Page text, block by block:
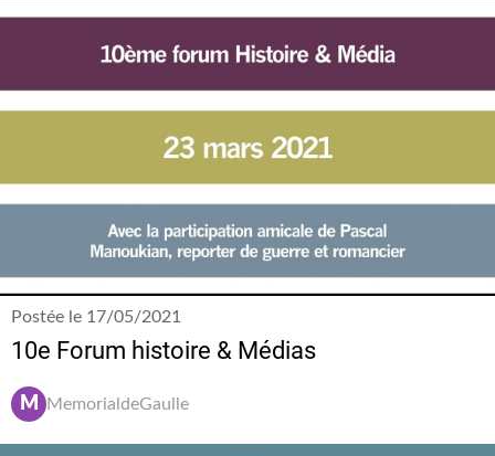
Postée le 17/05/2021
10e Forum histoire & Médias
M MemorialdeGaulle